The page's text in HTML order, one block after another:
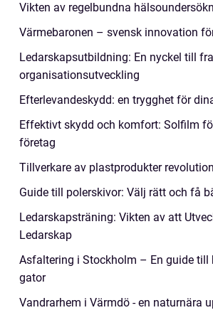
Vikten av regelbundna
Värmebaronen – svensk innovation
Ledarskapsutbildning: En nyckel till
organisationsutveckling
Efterlevandeskydd: en trygghet för
Effektivt skydd och komfort: Solfilm
företag
Tillverkare av plastprodukter
Guide till polerskivor: Välj rätt och få
Ledarskapsträning: Vikten av att
Ledarskap
Asfaltering i Stockholm – En guide till
gator
Vandrarhem i Värmdö - en naturnära